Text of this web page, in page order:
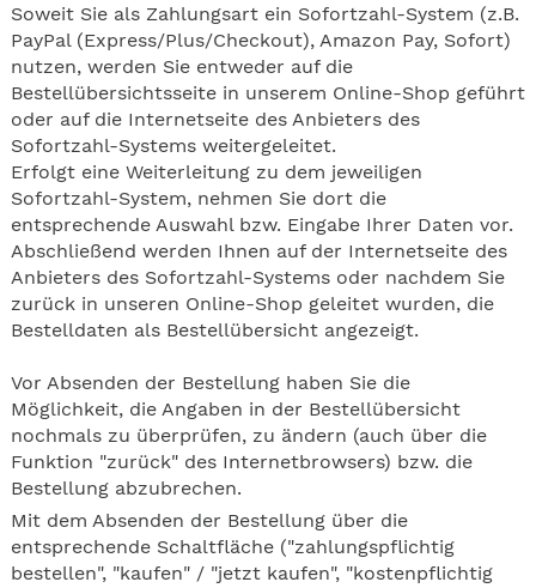
Soweit Sie als Zahlungsart ein Sofortzahl-System (z.B.
PayPal (Express/Plus/Checkout), Amazon Pay, Sofort)
nutzen, werden Sie entweder auf die
Bestellübersichtsseite in unserem Online-Shop geführt
oder auf die Internetseite des Anbieters des
Sofortzahl-Systems weitergeleitet.
Erfolgt eine Weiterleitung zu dem jeweiligen
Sofortzahl-System, nehmen Sie dort die
entsprechende Auswahl bzw. Eingabe Ihrer Daten vor.
Abschließend werden Ihnen auf der Internetseite des
Anbieters des Sofortzahl-Systems oder nachdem Sie
zurück in unseren Online-Shop geleitet wurden, die
Bestelldaten als Bestellübersicht angezeigt.
Vor Absenden der Bestellung haben Sie die
Möglichkeit, die Angaben in der Bestellübersicht
nochmals zu überprüfen, zu ändern (auch über die
Funktion "zurück" des Internetbrowsers) bzw. die
Bestellung abzubrechen.
Mit dem Absenden der Bestellung über die
entsprechende Schaltfläche ("zahlungspflichtig
bestellen", "kaufen" / "jetzt kaufen", "kostenpflichtig